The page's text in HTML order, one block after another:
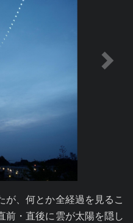
が、何とか全経過を見るこ
前・直後に雲が太陽を隠し